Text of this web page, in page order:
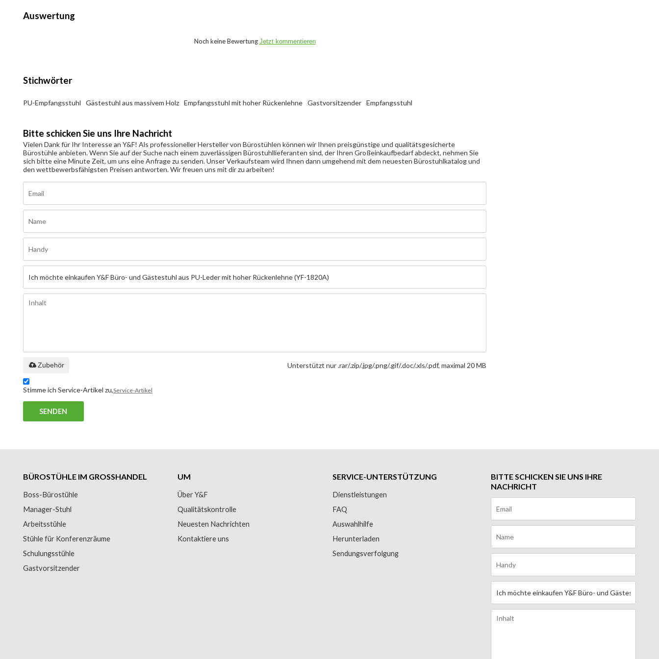
Auswertung
Noch keine Bewertung Jetzt kommentieren
Stichwörter
PU-Empfangsstuhl Gästestuhl aus massivem Holz Empfangsstuhl mit hoher Rückenlehne Gastvorsitzender Empfangsstuhl
Bitte schicken Sie uns Ihre Nachricht
Vielen Dank für Ihr Interesse an Y&F! Als professioneller Hersteller von Bürostühlen können wir Ihnen preisgünstige und qualitätsgesicherte
Bürostühle anbieten. Wenn Sie auf der Suche nach einem zuverlässigen Bürostuhllieferanten sind, der Ihren Großeinkaufbedarf abdeckt, nehmen Sie
sich bitte eine Minute Zeit, um uns eine Anfrage zu senden. Unser Verkaufsteam wird Ihnen dann umgehend mit dem neuesten Bürostuhlkatalog und
den wettbewerbsfähigsten Preisen antworten. Wir freuen uns mit dir zu arbeiten!
Unterstützt nur .rar/.zip/.jpg/.png/.gif/.doc/.xls/.pdf, maximal 20 MB
Zubehör
Stimme ich Service-Artikel zu,Service-Artikel
SENDEN
BÜROSTÜHLE IM GROSSHANDEL
Boss-Bürostühle
Manager-Stuhl
Arbeitsstühle
Stühle für Konferenzräume
Schulungsstühle
Gastvorsitzender
UM
Über Y&F
Qualitätskontrolle
Neuesten Nachrichten
Kontaktiere uns
SERVICE-UNTERSTÜTZUNG
Dienstleistungen
FAQ
Auswahlhilfe
Herunterladen
Sendungsverfolgung
BITTE SCHICKEN SIE UNS IHRE
NACHRICHT